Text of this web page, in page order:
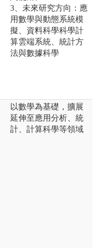
3、未來研究方向：應
用數學與動態系統模
擬、資料科學科學計
算雲端系統、統計方
法與數據科學
以數學為基礎，擴展
延伸至應用分析、統
計、計算科學等領域